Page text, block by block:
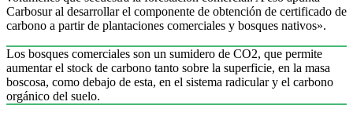
Carbosur al desarrollar el componente de obtención de certificado de
carbono a partir de plantaciones comerciales y bosques nativos».
Los bosques comerciales son un sumidero de CO2, que permite
aumentar el stock de carbono tanto sobre la superficie, en la masa
boscosa, como debajo de esta, en el sistema radicular y el carbono
orgánico del suelo.